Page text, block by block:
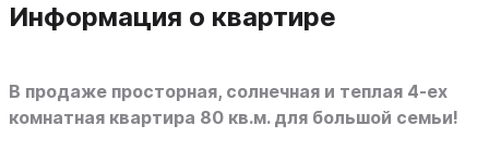
Информация о квартире
В продаже просторная, солнечная и теплая 4-ех
комнатная квартира 80 кв.м. для большой семьи!